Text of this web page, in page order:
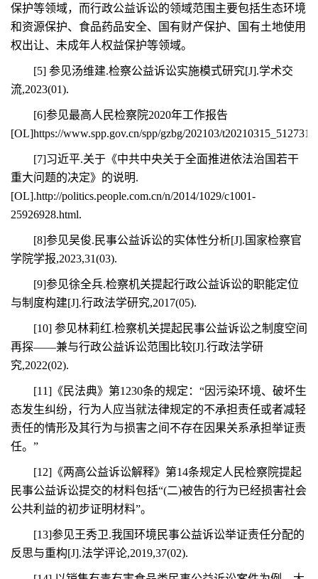
保护等领域，而行政公益诉讼的领域范围主要包括生态环境
和资源保护、食品药品安全、国有财产保护、国有土地使用
权出让、未成年人权益保护等领域。
[5] 参见汤维建.检察公益诉讼实施模式研究[J].学术交
流,2023(01).
[6]参见最高人民检察院2020年工作报告
[OL]https://www.spp.gov.cn/spp/gzbg/202103/
[7]习近平.关于《中共中央关于全面推进依法治国若干
重大问题的决定》的说明.
[OL].http://politics.people.com.cn/n/2014/1029/c1001-
25926928.html.
[8]参见吴俊.民事公益诉讼的实体性分析[J].国家检察官
学院学报,2023,31(03).
[9]参见徐全兵.检察机关提起行政公益诉讼的职能定位
与制度构建[J].行政法学研究,2017(05).
[10] 参见林莉红.检察机关提起民事公益诉讼之制度空间
再探——兼与行政公益诉讼范围比较[J].行政法学研
究,2022(02).
[11]《民法典》第1230条的规定：“因污染环境、破坏生
态发生纠纷，行为人应当就法律规定的不承担责任或者减轻
责任的情形及其行为与损害之间不存在因果关系承担举证责
任。”
[12]《两高公益诉讼解释》第14条规定人民检察院提起
民事公益诉讼提交的材料包括“(二)被告的行为已经损害社会
公共利益的初步证明材料”。
[13]参见王秀卫.我国环境民事公益诉讼举证责任分配的
反思与重构[J].法学评论,2019,37(02).